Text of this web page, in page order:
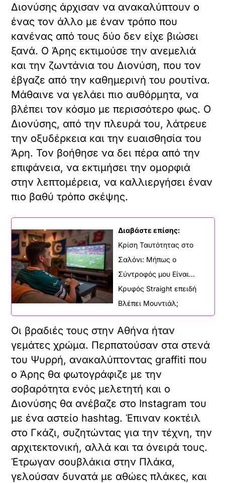
Διονύσης άρχισαν να ανακαλύπτουν ο
ένας τον άλλο με έναν τρόπο που
κανένας από τους δύο δεν είχε βιώσει
ξανά. Ο Άρης εκτιμούσε την ανεμελιά
και την ζωντάνια του Διονύση, που τον
έβγαζε από την καθημερινή του ρουτίνα.
Μάθαινε να γελάει πιο αυθόρμητα, να
βλέπει τον κόσμο με περισσότερο φως. Ο
Διονύσης, από την πλευρά του, λάτρευε
την οξυδέρκεια και την ευαισθησία του
Άρη. Τον βοήθησε να δει πέρα από την
επιφάνεια, να εκτιμήσει την ομορφιά
στην λεπτομέρεια, να καλλιεργήσει έναν
πιο βαθύ τρόπο σκέψης.
Διαβάστε επίσης:
Κρίση Ταυτότητας στο
Σαλόνι: Μήπως ο
Σύντροφός μου Είναι...
Κρυφός Straight επειδή
Βλέπει Μουντιάλ;
Οι βραδιές τους στην Αθήνα ήταν
γεμάτες χρώμα. Περπατούσαν στα στενά
του Ψυρρή, ανακαλύπτοντας graffiti που
ο Άρης θα φωτογράφιζε με την
σοβαρότητα ενός μελετητή και ο
Διονύσης θα ανέβαζε στο Instagram του
με ένα αστείο hashtag. Έπιναν κοκτέιλ
στο Γκάζι, συζητώντας για την τέχνη, την
αρχιτεκτονική, αλλά και τα όνειρά τους.
Έτρωγαν σουβλάκια στην Πλάκα,
γελούσαν δυνατά με αθώες πλάκες, και